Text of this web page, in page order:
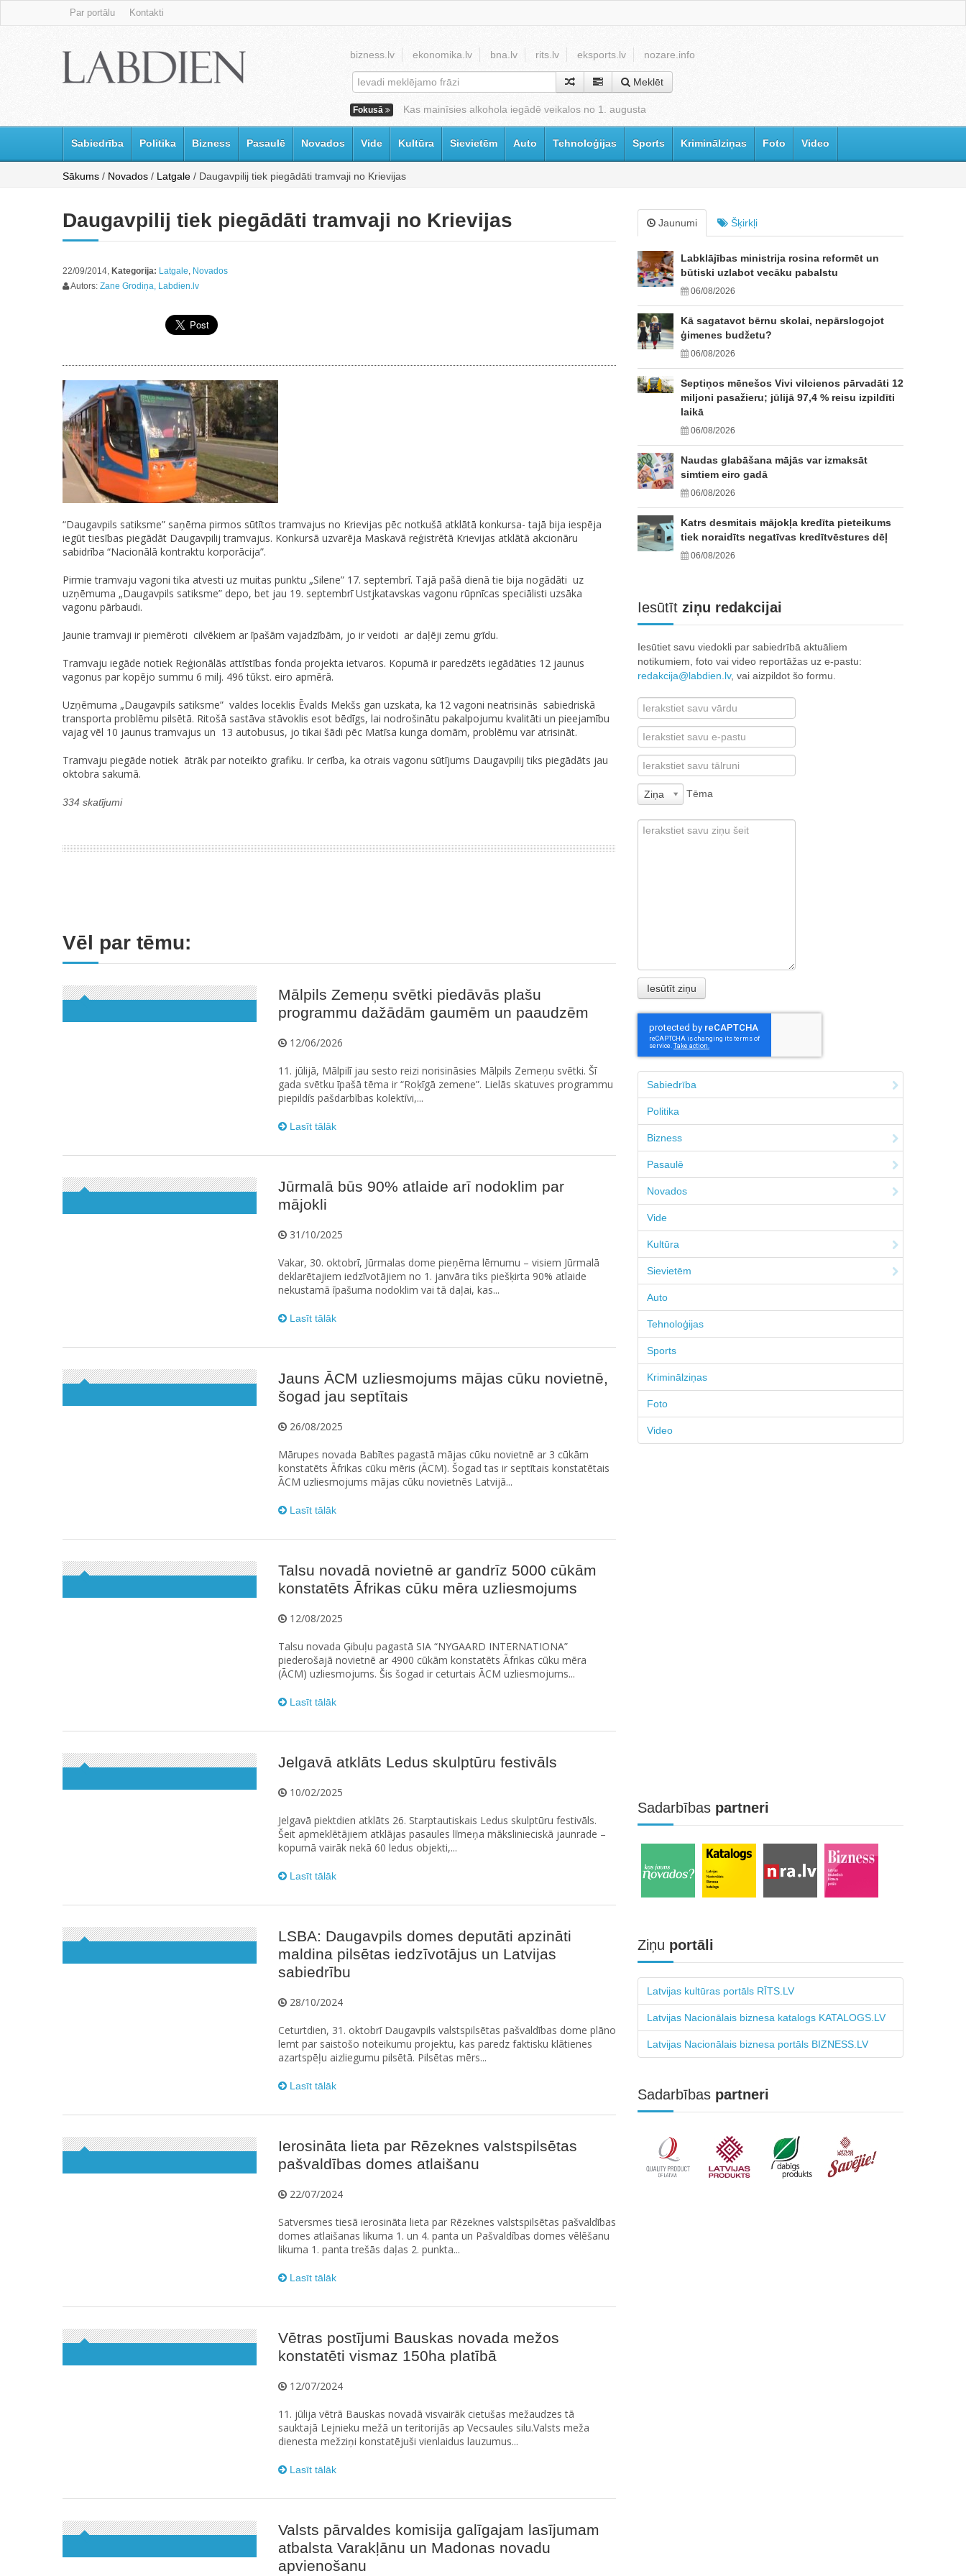
Par portālu Kontakti
bizness.lv ekonomika.lv bna.lv rits.lv eksports.lv nozare.info
Meklēt
Fokusā Kas mainīsies alkohola iegādē veikalos no 1. augusta
Sabiedrība Politika Bizness Pasaulē Novados Vide Kultūra Sievietēm Auto Tehnoloģijas Sports Kriminālziņas Foto Video
Sākums / Novados / Latgale / Daugavpilij tiek piegādāti tramvaji no Krievijas
Daugavpilij tiek piegādāti tramvaji no Krievijas
22/09/2014, Kategorija: Latgale, Novados
Autors: Zane Grodiņa, Labdien.lv
“Daugavpils satiksme” saņēma pirmos sūtītos tramvajus no Krievijas pēc notkušā atklātā konkursa- tajā bija iespēja
iegūt tiesības piegādāt Daugavpilij tramvajus. Konkursā uzvarēja Maskavā reģistrētā Krievijas atklātā akcionāru
sabidrība “Nacionālā kontraktu korporācija”.
Pirmie tramvaju vagoni tika atvesti uz muitas punktu „Silene” 17. septembrī. Tajā pašā dienā tie bija nogādāti uz
uzņēmuma „Daugavpils satiksme” depo, bet jau 19. septembrī Ustjkatavskas vagonu rūpnīcas speciālisti uzsāka
vagonu pārbaudi.
Jaunie tramvaji ir piemēroti cilvēkiem ar īpašām vajadzībām, jo ir veidoti ar daļēji zemu grīdu.
Tramvaju iegāde notiek Reģionālās attīstības fonda projekta ietvaros. Kopumā ir paredzēts iegādāties 12 jaunus
vagonus par kopējo summu 6 milj. 496 tūkst. eiro apmērā.
Uzņēmuma „Daugavpils satiksme” valdes loceklis Ēvalds Mekšs gan uzskata, ka 12 vagoni neatrisinās sabiedriskā
transporta problēmu pilsētā. Ritošā sastāva stāvoklis esot bēdīgs, lai nodrošinātu pakalpojumu kvalitāti un pieejamību
vajag vēl 10 jaunus tramvajus un 13 autobusus, jo tikai šādi pēc Matīsa kunga domām, problēmu var atrisināt.
Tramvaju piegāde notiek ātrāk par noteikto grafiku. Ir cerība, ka otrais vagonu sūtījums Daugavpilij tiks piegādāts jau
oktobra sakumā.
334 skatījumi
Vēl par tēmu:
Mālpils Zemeņu svētki piedāvās plašu
programmu dažādām gaumēm un paaudzēm
12/06/2026
11. jūlijā, Mālpilī jau sesto reizi norisināsies Mālpils Zemeņu svētki. Šī
gada svētku īpašā tēma ir “Roķīgā zemene”. Lielās skatuves programmu
piepildīs pašdarbības kolektīvi,...
Lasīt tālāk
Jūrmalā būs 90% atlaide arī nodoklim par
mājokli
31/10/2025
Vakar, 30. oktobrī, Jūrmalas dome pieņēma lēmumu – visiem Jūrmalā
deklarētajiem iedzīvotājiem no 1. janvāra tiks piešķirta 90% atlaide
nekustamā īpašuma nodoklim vai tā daļai, kas...
Lasīt tālāk
Jauns ĀCM uzliesmojums mājas cūku novietnē,
šogad jau septītais
26/08/2025
Mārupes novada Babītes pagastā mājas cūku novietnē ar 3 cūkām
konstatēts Āfrikas cūku mēris (ĀCM). Šogad tas ir septītais konstatētais
ĀCM uzliesmojums mājas cūku novietnēs Latvijā...
Lasīt tālāk
Talsu novadā novietnē ar gandrīz 5000 cūkām
konstatēts Āfrikas cūku mēra uzliesmojums
12/08/2025
Talsu novada Ģibuļu pagastā SIA “NYGAARD INTERNATIONA”
piederošajā novietnē ar 4900 cūkām konstatēts Āfrikas cūku mēra
(ĀCM) uzliesmojums. Šis šogad ir ceturtais ĀCM uzliesmojums...
Lasīt tālāk
Jelgavā atklāts Ledus skulptūru festivāls
10/02/2025
Jelgavā piektdien atklāts 26. Starptautiskais Ledus skulptūru festivāls.
Šeit apmeklētājiem atklājas pasaules līmeņa mākslinieciskā jaunrade –
kopumā vairāk nekā 60 ledus objekti,...
Lasīt tālāk
LSBA: Daugavpils domes deputāti apzināti
maldina pilsētas iedzīvotājus un Latvijas
sabiedrību
28/10/2024
Ceturtdien, 31. oktobrī Daugavpils valstspilsētas pašvaldības dome plāno
lemt par saistošo noteikumu projektu, kas paredz faktisku klātienes
azartspēļu aizliegumu pilsētā. Pilsētas mērs...
Lasīt tālāk
Ierosināta lieta par Rēzeknes valstspilsētas
pašvaldības domes atlaišanu
22/07/2024
Satversmes tiesā ierosināta lieta par Rēzeknes valstspilsētas pašvaldības
domes atlaišanas likuma 1. un 4. panta un Pašvaldības domes vēlēšanu
likuma 1. panta trešās daļas 2. punkta...
Lasīt tālāk
Vētras postījumi Bauskas novada mežos
konstatēti vismaz 150ha platībā
12/07/2024
11. jūlija vētrā Bauskas novadā visvairāk cietušas mežaudzes tā
sauktajā Lejnieku mežā un teritorijās ap Vecsaules silu.Valsts meža
dienesta mežziņi konstatējuši vienlaidus lauzumus...
Lasīt tālāk
Valsts pārvaldes komisija galīgajam lasījumam
atbalsta Varakļānu un Madonas novadu
apvienošanu
Jaunumi Šķirkļi
Labklājības ministrija rosina reformēt un
būtiski uzlabot vecāku pabalstu
06/08/2026
Kā sagatavot bērnu skolai, nepārslogojot
ģimenes budžetu?
06/08/2026
Septiņos mēnešos Vivi vilcienos pārvadāti 12
miljoni pasažieru; jūlijā 97,4 % reisu izpildīti
laikā
06/08/2026
Naudas glabāšana mājās var izmaksāt
simtiem eiro gadā
06/08/2026
Katrs desmitais mājokļa kredīta pieteikums
tiek noraidīts negatīvas kredītvēstures dēļ
06/08/2026
Iesūtīt ziņu redakcijai
Iesūtiet savu viedokli par sabiedrībā aktuāliem
notikumiem, foto vai video reportāžas uz e-pastu:
redakcija@labdien.lv, vai aizpildot šo formu.
Ziņa Tēma
Sabiedrība
Politika
Bizness
Pasaulē
Novados
Vide
Kultūra
Sievietēm
Auto
Tehnoloģijas
Sports
Kriminālziņas
Foto
Video
Sadarbības partneri
Ziņu portāli
Latvijas kultūras portāls RĪTS.LV
Latvijas Nacionālais biznesa katalogs KATALOGS.LV
Latvijas Nacionālais biznesa portāls BIZNESS.LV
Sadarbības partneri